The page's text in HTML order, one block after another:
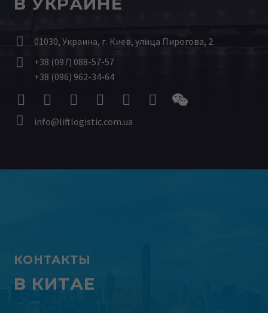

 01030, Украина, г. Киев, улица Пирогова, 2


+38 (097) 088-57-57
+38 (096) 962-34-64

 info@liftlogistic.com.ua
КОНТАКТЫ
В КИТАЕ